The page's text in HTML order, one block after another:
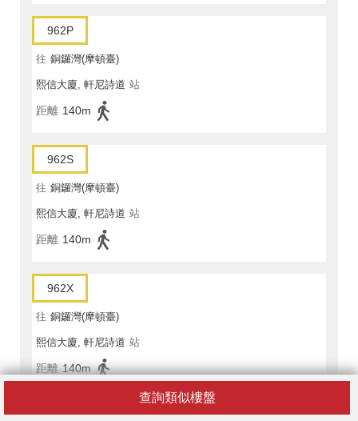
查詢類似樓盤
962P
往 銅鑼灣(摩頓臺)
熙信大廈, 軒尼詩道 站
距離 140m
962S
往 銅鑼灣(摩頓臺)
熙信大廈, 軒尼詩道 站
距離 140m
962X
往 銅鑼灣(摩頓臺)
熙信大廈, 軒尼詩道 站
距離 140m
969